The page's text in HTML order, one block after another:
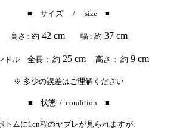
■ サイズ / size ■
高さ : 約 42 cm 幅 : 約 37 cm
ドル 全長 : 約 25 cm 高さ : 約 9 cm
※ 多少の誤差はご理解ください
■ 状態 / condition ■
トムに1cn程のヤブレが見られますが、